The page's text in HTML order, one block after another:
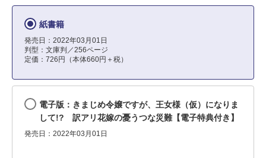
紙書籍
発売日：2022年03月01日
判型：文庫判／256ページ
定価：726円（本体660円＋税）
電子版：きまじめ令嬢ですが、王女様（仮）になりま
して!? 訳アリ花嫁の憂うつな災難【電子特典付き】
発売日：2022年03月01日